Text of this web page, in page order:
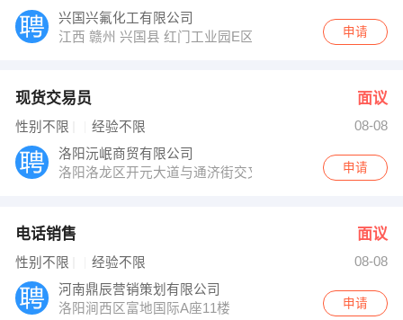
兴国兴氟化工有限公司
江西 赣州 兴国县 红门工业园E区
申请
现货交易员 面议
性别不限 经验不限
08-08
洛阳沅岷商贸有限公司
洛阳洛龙区开元大道与通济街交叉口五洲大厦701申请
电话销售 面议
性别不限 经验不限
08-08
河南鼎辰营销策划有限公司
洛阳涧西区富地国际A座11楼
申请